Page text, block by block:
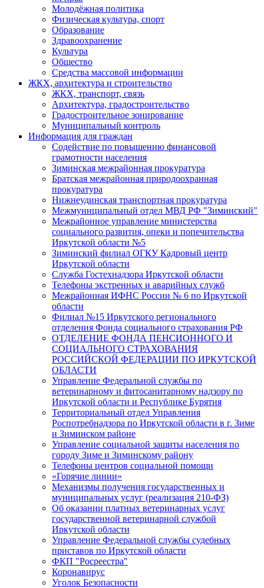
Молодёжная политика
Физическая культура, спорт
Образование
Здравоохранение
Культура
Общество
Средства массовой информации
ЖКХ, архитектура и строительство
ЖКХ, транспорт, связь
Архитектура, градостроительство
Градостроительное зонирование
Муниципальный контроль
Информация для граждан
Содействие по повышению финансовой
грамотности населения
Зиминская межрайонная прокуратура
Братская межрайонная природоохранная
прокуратура
Нижнеудинская транспортная прокуратура
Межмуниципальный отдел МВД РФ "Зиминский"
Межрайонное управление министерства
социального развития, опеки и попечительства
Иркутской области №5
Зиминский филиал ОГКУ Кадровый центр
Иркутской области
Служба Гостехнадзора Иркутской области
Телефоны экстренных и аварийных служб
Межрайонная ИФНС России № 6 по Иркутской
области
Филиал №15 Иркутского регионального
отделения Фонда социального страхования РФ
ОТДЕЛЕНИЕ ФОНДА ПЕНСИОННОГО И
СОЦИАЛЬНОГО СТРАХОВАНИЯ
РОССИЙСКОЙ ФЕДЕРАЦИИ ПО ИРКУТСКОЙ
ОБЛАСТИ
Управление Федеральной службы по
ветеринарному и фитосанитарному надзору по
Иркутской области и Республике Бурятия
Территориальный отдел Управления
Роспотребнадзора по Иркутской области в г. Зиме
и Зиминском районе
Управление социальной защиты населения по
городу Зиме и Зиминскому району
Телефоны центров социальной помощи
«Горячие линии»
Механизмы получения государственных и
муниципальных услуг (реализация 210-ФЗ)
Об оказании платных ветеринарных услуг
государственной ветеринарной службой
Иркутской области
Управление Федеральной службы судебных
приставов по Иркутской области
ФКП "Росреестра"
Коронавирус
Уголок Безопасности